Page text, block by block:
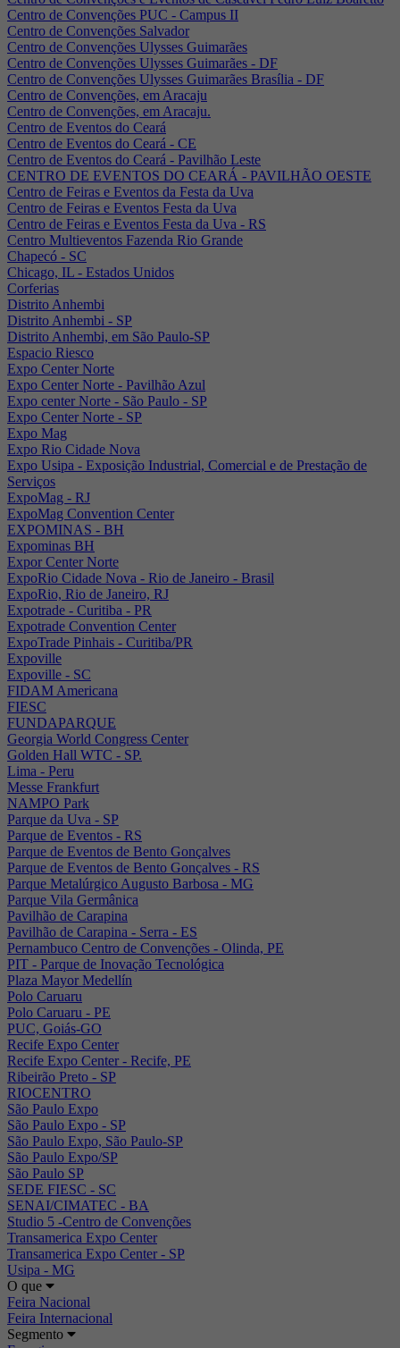
Centro de Convenções PUC - Campus II
Centro de Convenções Salvador
Centro de Convenções Ulysses Guimarães
Centro de Convenções Ulysses Guimarães - DF
Centro de Convenções Ulysses Guimarães Brasília - DF
Centro de Convenções, em Aracaju
Centro de Convenções, em Aracaju.
Centro de Eventos do Ceará
Centro de Eventos do Ceará - CE
Centro de Eventos do Ceará - Pavilhão Leste
CENTRO DE EVENTOS DO CEARÁ - PAVILHÃO OESTE
Centro de Feiras e Eventos da Festa da Uva
Centro de Feiras e Eventos Festa da Uva
Centro de Feiras e Eventos Festa da Uva - RS
Centro Multieventos Fazenda Rio Grande
Chapecó - SC
Chicago, IL - Estados Unidos
Corferias
Distrito Anhembi
Distrito Anhembi - SP
Distrito Anhembi, em São Paulo-SP
Espacio Riesco
Expo Center Norte
Expo Center Norte - Pavilhão Azul
Expo center Norte - São Paulo - SP
Expo Center Norte - SP
Expo Mag
Expo Rio Cidade Nova
Expo Usipa - Exposição Industrial, Comercial e de Prestação de
Serviços
ExpoMag - RJ
ExpoMag Convention Center
EXPOMINAS - BH
Expominas BH
Expor Center Norte
ExpoRio Cidade Nova - Rio de Janeiro - Brasil
ExpoRio, Rio de Janeiro, RJ
Expotrade - Curitiba - PR
Expotrade Convention Center
ExpoTrade Pinhais - Curitiba/PR
Expoville
Expoville - SC
FIDAM Americana
FIESC
FUNDAPARQUE
Georgia World Congress Center
Golden Hall WTC - SP.
Lima - Peru
Messe Frankfurt
NAMPO Park
Parque da Uva - SP
Parque de Eventos - RS
Parque de Eventos de Bento Gonçalves
Parque de Eventos de Bento Gonçalves - RS
Parque Metalúrgico Augusto Barbosa - MG
Parque Vila Germânica
Pavilhão de Carapina
Pavilhão de Carapina - Serra - ES
Pernambuco Centro de Convenções - Olinda, PE
PIT - Parque de Inovação Tecnológica
Plaza Mayor Medellín
Polo Caruaru
Polo Caruaru - PE
PUC, Goiás-GO
Recife Expo Center
Recife Expo Center - Recife, PE
Ribeirão Preto - SP
RIOCENTRO
São Paulo Expo
São Paulo Expo - SP
São Paulo Expo, São Paulo-SP
São Paulo Expo/SP
São Paulo SP
SEDE FIESC - SC
SENAI/CIMATEC - BA
Studio 5 -Centro de Convenções
Transamerica Expo Center
Transamerica Expo Center - SP
Usipa - MG
O que
Feira Nacional
Feira Internacional
Segmento